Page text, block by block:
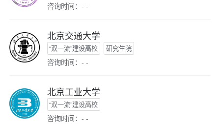
咨询时间：- -
北京交通大学
“双一流”建设高校 研究生院
咨询时间：- -
北京工业大学
“双一流”建设高校
咨询时间：- -